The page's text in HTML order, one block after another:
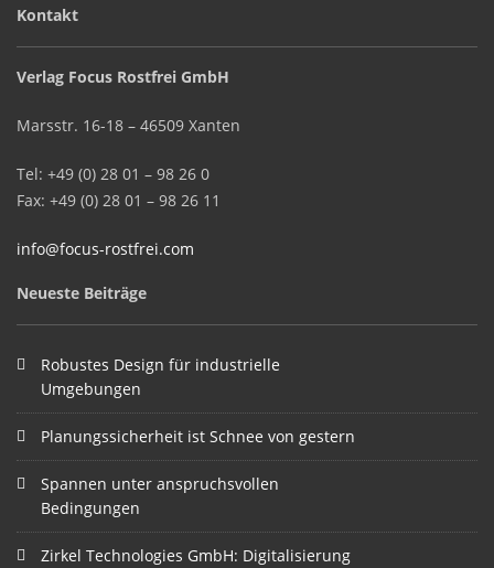
Kontakt
Verlag Focus Rostfrei GmbH
Marsstr. 16-18 – 46509 Xanten
Tel: +49 (0) 28 01 – 98 26 0
Fax: +49 (0) 28 01 – 98 26 11
info@focus-rostfrei.com
Neueste Beiträge
Robustes Design für industrielle
Umgebungen
Planungssicherheit ist Schnee von gestern
Spannen unter anspruchsvollen
Bedingungen
Zirkel Technologies GmbH: Digitalisierung